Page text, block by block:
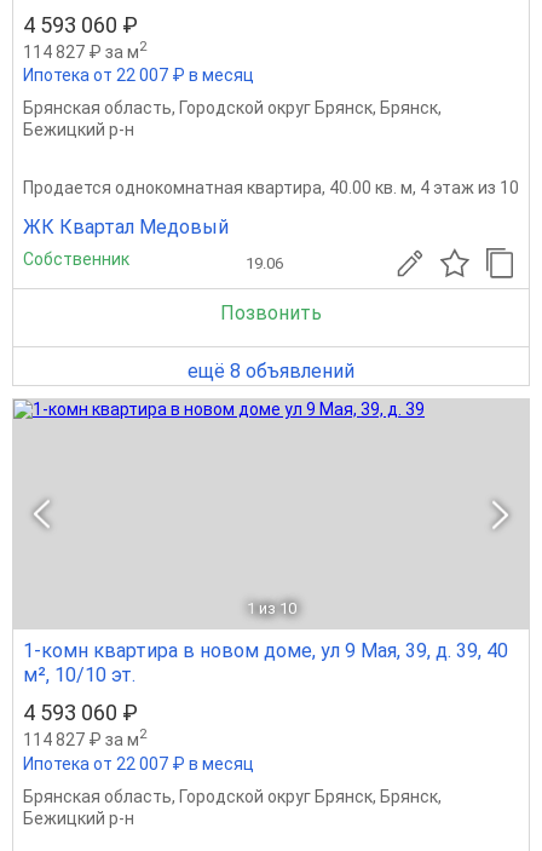
4 593 060 ₽
114 827 ₽ за м2
Ипотека от 22 007 ₽ в месяц
Брянская область, Городской округ Брянск, Брянск,
Бежицкий р-н
Продается однокомнатная квартира, 40.00 кв. м, 4 этаж из 10
ЖК Квартал Медовый
Собственник 19.06
Позвонить
ещё 8 объявлений
1 из 10
1-комн квартира в новом доме, ул 9 Мая, 39, д. 39, 40
м², 10/10 эт.
4 593 060 ₽
114 827 ₽ за м2
Ипотека от 22 007 ₽ в месяц
Брянская область, Городской округ Брянск, Брянск,
Бежицкий р-н